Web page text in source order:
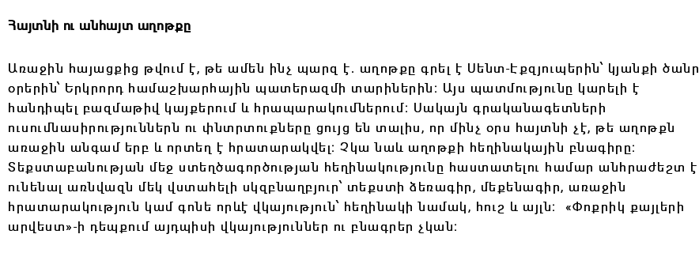
Հայտնի ու անհայտ աղոթքը
Առաջին հայացքից թվում է, թե ամեն ինչ պարզ է. աղոթքը գրել է Սենտ-Էքզյուպերին՝ կյանքի ծանր
օրերին՝ Երկրորդ համաշխարհային պատերազմի տարիներին։ Այս պատմությունը կարելի է
հանդիպել բազմաթիվ կայքերում և հրապարակումներում։ Սակայն գրականագետների
ուսումնասիրություններն ու փնտրտուքները ցույց են տալիս, որ մինչ օրս հայտնի չէ, թե աղոթքն
առաջին անգամ երբ և որտեղ է հրատարակվել։ Չկա նաև աղոթքի հեղինակային բնագիրը։
Տեքստաբանության մեջ ստեղծագործության հեղինակությունը հաստատելու համար անհրաժեշտ է
ունենալ առնվազն մեկ վստահելի սկզբնաղբյուր՝ տեքստի ձեռագիր, մեքենագիր, առաջին
հրատարակություն կամ գոնե որևէ վկայություն՝ հեղինակի նամակ, հուշ և այլն։ «Փոքրիկ քայլերի
արվեստ»-ի դեպքում այդպիսի վկայություններ ու բնագրեր չկան։